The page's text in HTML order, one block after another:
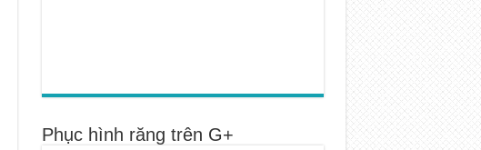
Phục hình răng trên G+